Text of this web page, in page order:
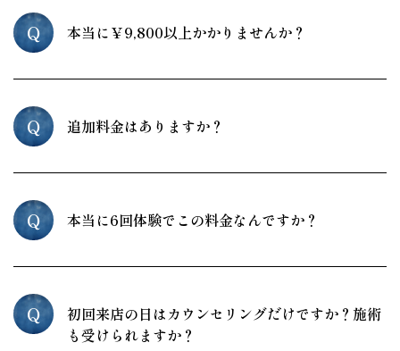
Q 本当に￥9,800以上かかりませんか？
Q 追加料金はありますか？
Q 本当に6回体験でこの料金なんですか？
Q
初回来店の日はカウンセリングだけですか？施術
も受けられますか？